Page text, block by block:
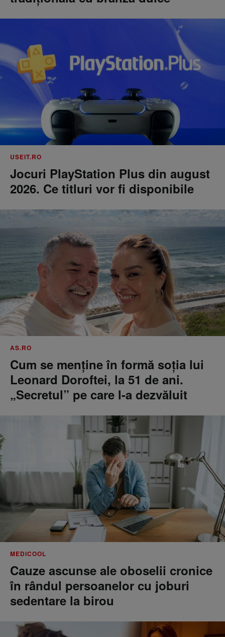
USEIT.RO
Jocuri PlayStation Plus din august
2026. Ce titluri vor fi disponibile
AS.RO
Cum se menţine în formă soţia lui
Leonard Doroftei, la 51 de ani.
„Secretul” pe care l-a dezvăluit
MEDICOOL
Cauze ascunse ale oboselii cronice
în rândul persoanelor cu joburi
sedentare la birou